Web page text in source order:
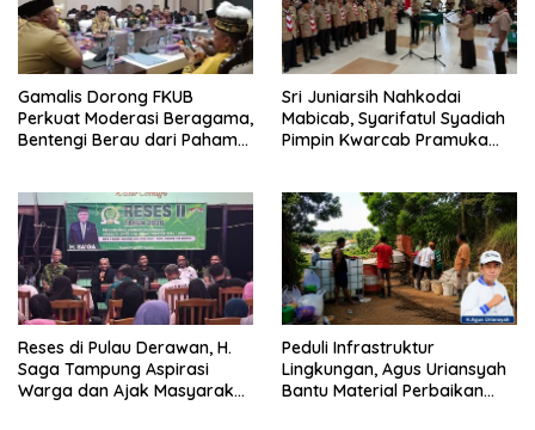
Gamalis Dorong FKUB
Perkuat Moderasi Beragama,
Bentengi Berau dari Paham
Sri Juniarsih Nahkodai
Mabicab, Syarifatul Syadiah
Pimpin Kwarcab Pramuka
Reses di Pulau Derawan, H.
Saga Tampung Aspirasi
Warga dan Ajak Masyarakat
Peduli Infrastruktur
Lingkungan, Agus Uriansyah
Bantu Material Perbaikan